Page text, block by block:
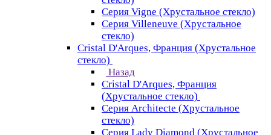
Серия Vigne (Хрустальное стекло)
Серия Villeneuve (Хрустальное
стекло)
Cristal D'Arques, Франция (Хрустальное
стекло)
Назад
Cristal D'Arques, Франция
(Хрустальное стекло)
Серия Architecte (Хрустальное
стекло)
Серия Lady Diamond (Хрустальное